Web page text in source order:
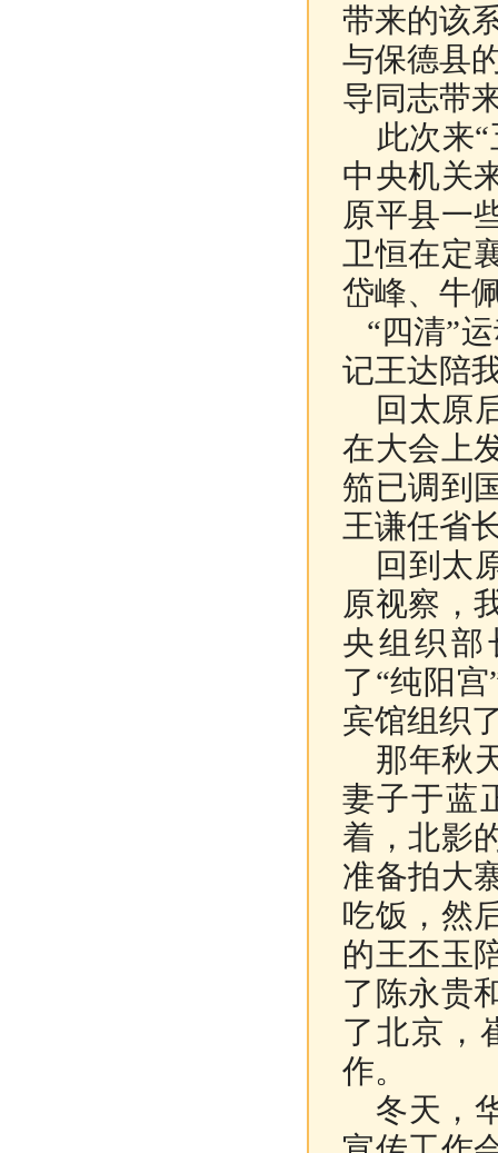
带来的该
与保德县
导同志带
此次来“
中央机关
原平县一
卫恒在定
岱峰、牛
“四清”
记王达陪
回太原
在大会上
笳已调到
王谦任省
回到太
原视察，
央组织部
了“纯阳
宾馆组织
那年秋
妻子于蓝
着，北影
准备拍大
吃饭，然
的王丕玉
了陈永贵
了北京，
作。
冬天，